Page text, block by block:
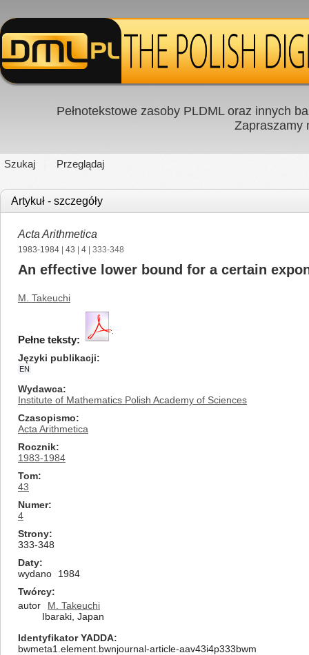
Pełnotekstowe zasoby PLDML oraz innych
Zapraszamy
Szukaj Przeglądaj
Artykuł - szczegóły
Acta Arithmetica
1983-1984 43 4 | 333-348
An effective lower bound for a certain
M. Takeuchi
Pełne teksty:
Języki publikacji
EN
Wydawca
Institute of Mathematics Polish Academy of Sciences
Czasopismo
Acta Arithmetica
Rocznik
1983-1984
Tom
43
Numer
4
Strony
333-348
Daty
wydano
1984
Twórcy
autor
M. Takeuchi
Ibaraki, Japan
Identyfikator YADDA
bwmeta1.element.bwnjournal-article-aav43i4p333bwm